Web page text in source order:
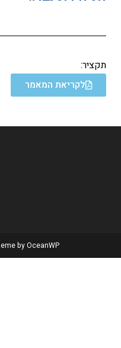
תקציר:
לקריאת המאמר
by OceanWP